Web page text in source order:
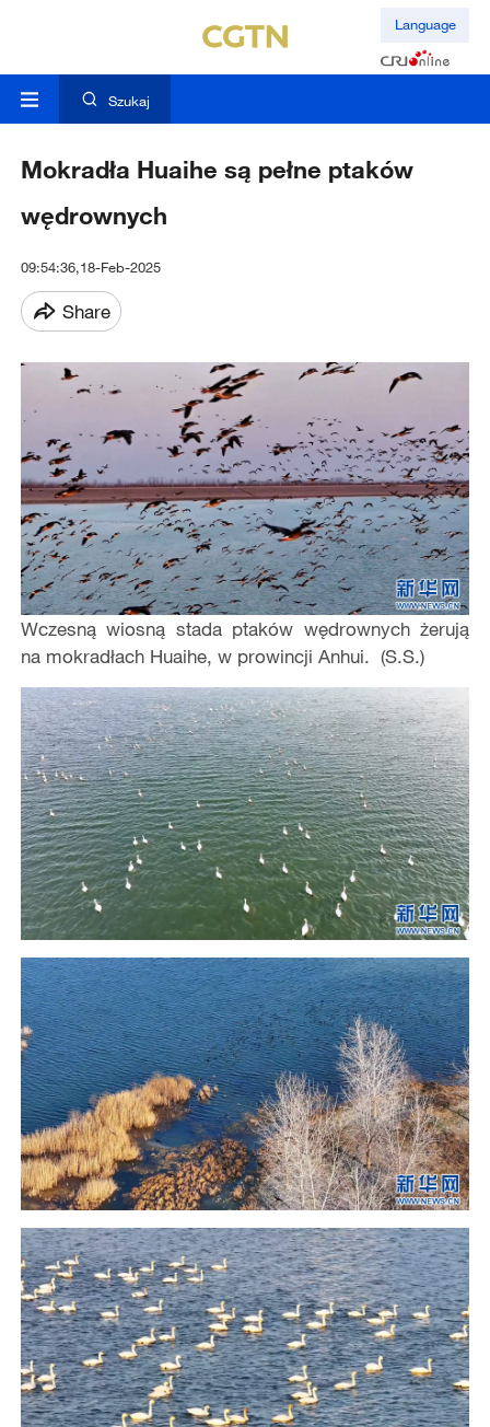
Language
Szukaj
Mokradła Huaihe są pełne ptaków
wędrownych
09:54:36,18-Feb-2025
Share
Wczesną wiosną stada ptaków wędrownych żerują
na mokradłach Huaihe, w prowincji Anhui. (S.S.)